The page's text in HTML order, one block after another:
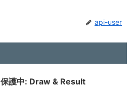
api-user
保護中: Draw & Result